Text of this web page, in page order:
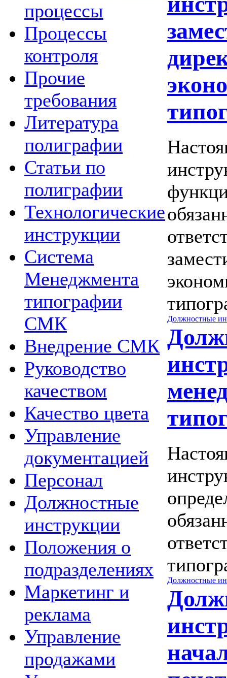
процессы
Процессы
контроля
Прочие
требования
Литература
полиграфии
Статьи по
полиграфии
Технологические
инструкции
Система
Менеджмента
типографии
СМК
Внедрение СМК
Руководство
качеством
Качество цвета
Управление
документацией
Персонал
Должностные
инструкции
Положения о
подразделениях
Маркетинг и
реклама
Управление
продажами
Должностные
Должностные